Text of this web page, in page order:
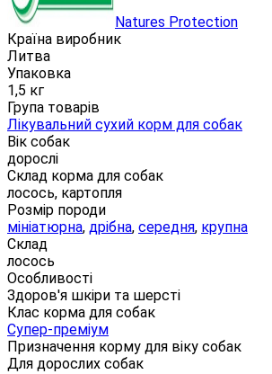
Natures Protection
Країна виробник
Литва
Упаковка
1,5 кг
Група товарів
Лікувальний сухий корм для собак
Вік собак
дорослі
Склад корма для собак
лосось, картопля
Розмір породи
мініатюрна, дрібна, середня, крупна
Склад
лосось
Особливості
Здоров'я шкіри та шерсті
Клас корма для собак
Супер-преміум
Призначення корму для віку собак
Для дорослих собак